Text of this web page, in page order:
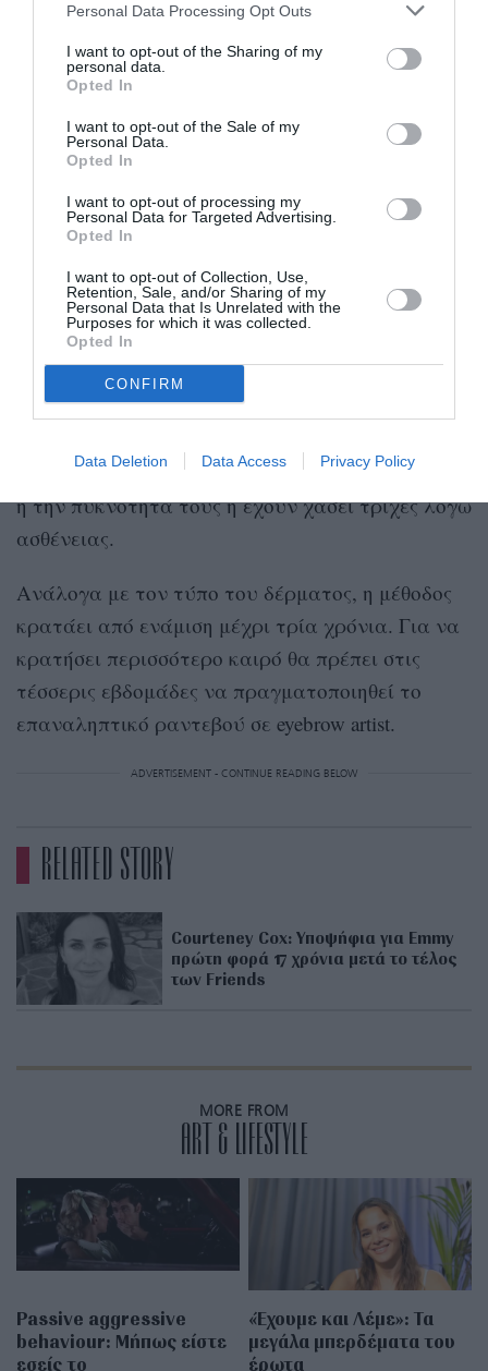
Personal Data Processing Opt Outs
I want to opt-out of the Sharing of my
personal data.
Opted In
I want to opt-out of the Sale of my
Personal Data.
Opted In
I want to opt-out of processing my
Personal Data for Targeted Advertising.
Opted In
I want to opt-out of Collection, Use,
Retention, Sale, and/or Sharing of my
Personal Data that Is Unrelated with the
Purposes for which it was collected.
Opted In
CONFIRM
Data Deletion Data Access Privacy Policy
microblading είναι μια ιαπωνική μέθοδος
βαφής που γίνεται με το χέρι για ακόμα
καλύτερα και πιο
χρωστικές ουσίες τοποθετούνται στο δέρμα με
το χέρι χρησιμοποιώντας ένα λεπιδάκι το οποίο
αποτελείται από πολύ λεπτές βελόνες. Με
απαλή πίεση «γλιστράει» πάνω στο δέρμα
επιδερμίδα και σχηματίζοντας μια λεπτή
γραμμή. Οι γραμμές είναι τόσο λεπτές, ώστε το
σχεδιασμένο φρύδι διακρίνεται δύσκολα από το
πραγματικό.
είναι δυσαρεστημένες με το σχήμα των φρυδιών
ή την πυκνότητα τους ή έχουν χάσει τρίχες λόγω
ασθένειας.
Ανάλογα με τον τύπο του δέρματος, η μέθοδος
κρατάει από ενάμιση μέχρι τρία χρόνια. Για να
κρατήσει περισσότερο καιρό θα πρέπει στις
τέσσερις εβδομάδες να πραγματοποιηθεί το
επαναληπτικό ραντεβού σε eyebrow artist.
ADVERTISEMENT - CONTINUE READING BELOW
RELATED STORY
Courteney Cox: Υποψήφια για Emmy
πρώτη φορά 17 χρόνια μετά το τέλος
των Friends
MORE FROM
ART & LIFESTYLE
Passive aggressive
behaviour: Μήπως είστε
εσείς το
«Έχουμε και Λέμε»: Τα
μεγάλα μπερδέματα του
έρωτα